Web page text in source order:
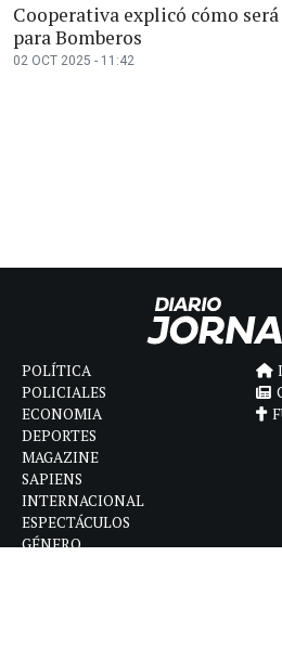
Cooperativa explicó cómo
para Bomberos
02 OCT 2025 - 11:42
POLÍTICA
POLICIALES
ECONOMIA
DEPORTES
MAGAZINE
SAPIENS
INTERNACIONAL
ESPECTÁCULOS
GÉNERO